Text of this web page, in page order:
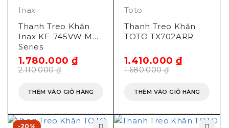
Inax
Thanh Treo Khăn
Inax KF-745VW MD
Series
2.110.000₫
1.780.000₫
THÊM VÀO GIỎ HÀNG
Toto
Thanh Treo Khăn
TOTO TX702ARR
1.680.000₫
1.410.000₫
THÊM VÀO GIỎ HÀNG
-20%